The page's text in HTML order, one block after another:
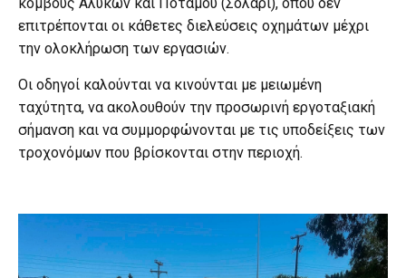
επιτρέπονται οι κάθετες διελεύσεις οχημάτων μέχρι
την ολοκλήρωση των εργασιών.
Οι οδηγοί καλούνται να κινούνται με μειωμένη
ταχύτητα, να ακολουθούν την προσωρινή εργοταξιακή
σήμανση και να συμμορφώνονται με τις υποδείξεις των
τροχονόμων που βρίσκονται στην περιοχή.